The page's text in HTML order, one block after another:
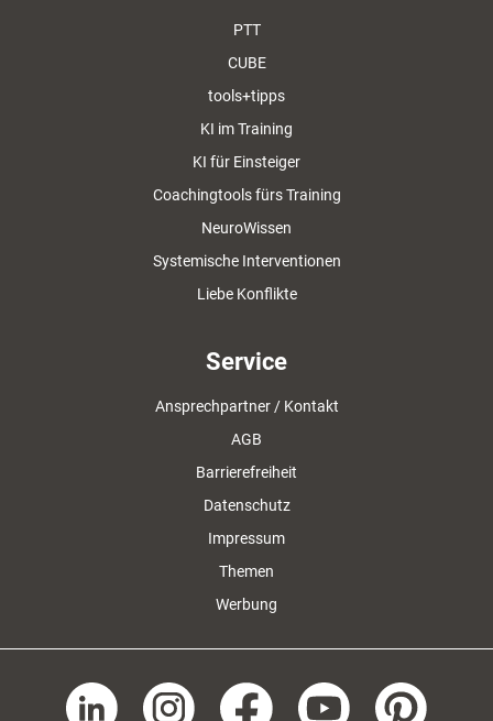
PTT
CUBE
tools+tipps
KI im Training
KI für Einsteiger
Coachingtools fürs Training
NeuroWissen
Systemische Interventionen
Liebe Konflikte
Service
Ansprechpartner / Kontakt
AGB
Barrierefreiheit
Datenschutz
Impressum
Themen
Werbung